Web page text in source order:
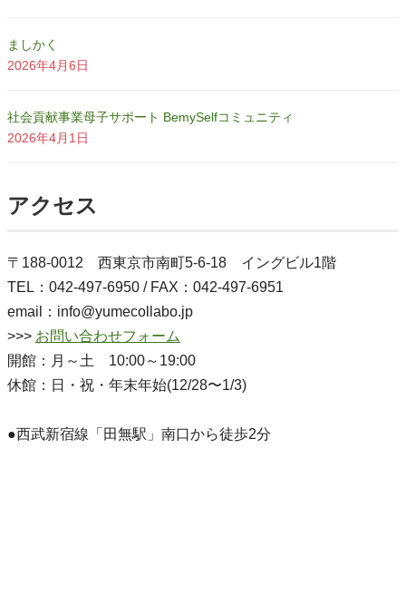
ましかく
2026年4月6日
社会貢献事業母子サポート BemySelfコミュニティ
2026年4月1日
アクセス
〒188-0012 西東京市南町5-6-18 イングビル1階
TEL：042-497-6950 / FAX：042-497-6951
email：info@yumecollabo.jp
>>> お問い合わせフォーム
開館：月～土 10:00～19:00
休館：日・祝・年末年始(12/28〜1/3)
●西武新宿線「田無駅」南口から徒歩2分